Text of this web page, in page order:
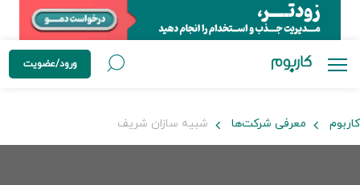
ورود/عضویت
کاربوم معرفی شرکت‌ها شبیه سازان شریف